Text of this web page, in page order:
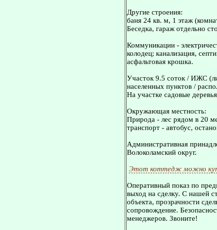
Другие строения:
баня 24 кв. м, 1 этаж
Беседка, гараж отдельно
Коммуникации -
колодец; канализация,
асфальтовая крошка.
Участок 9.5 соток / ИЖС
населенных пунктов /
На участке садовые
Окружающая местность:
Природа - лес рядом в 20
транспорт - автобус,
Административная
Волоколамский округ.
Этот коттедж можно
Оперативный показ по
выход на сделку. С нашей
объекта, прозрачности
сопровождение.
менеджеров. Звоните!